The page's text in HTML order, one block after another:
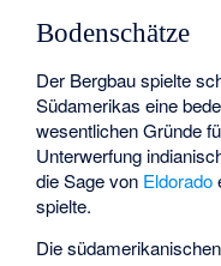
Bodenschätze
Der Bergbau spielte
Südamerikas eine
wesentlichen Gründe
Unterwerfung
die Sage von Eldorado
spielte.
Die